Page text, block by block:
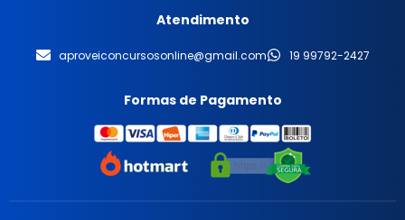
Atendimento
aproveiconcursosonline@gmail.com 19 99792-2427
Formas de Pagamento